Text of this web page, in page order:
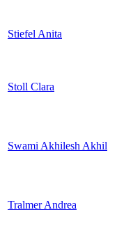
Stiefel Anita
Stoll Clara
Swami Akhilesh Akhil
Tralmer Andrea